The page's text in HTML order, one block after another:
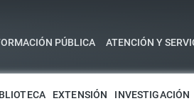
PÚBLICA ATENCIÓN Y
EXTENSIÓN INVESTIGACIÓN